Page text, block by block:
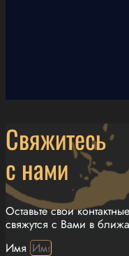
Свяжитесь
с нами
Оставьте свои
свяжутся с Вами в
Имя